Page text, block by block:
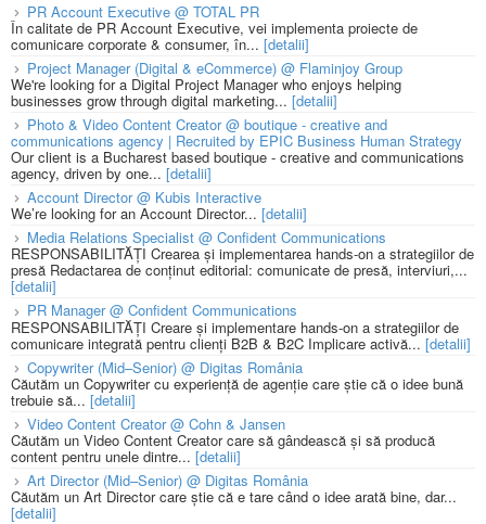
PR Account Executive @ TOTAL PR
În calitate de PR Account Executive, vei implementa proiecte de
comunicare corporate & consumer, în... [detalii]
Project Manager (Digital & eCommerce) @ Flaminjoy Group
We're looking for a Digital Project Manager who enjoys helping
businesses grow through digital marketing... [detalii]
Photo & Video Content Creator @ boutique - creative and
communications agency | Recruited by EPIC Business Human Strategy
Our client is a Bucharest based boutique - creative and communications
agency, driven by one... [detalii]
Account Director @ Kubis Interactive
We’re looking for an Account Director... [detalii]
Media Relations Specialist @ Confident Communications
RESPONSABILITĂȚI Crearea și implementarea hands-on a strategiilor de
presă Redactarea de conținut editorial: comunicate de presă, interviuri,...
[detalii]
PR Manager @ Confident Communications
RESPONSABILITĂȚI Creare și implementare hands-on a strategiilor de
comunicare integrată pentru clienți B2B & B2C Implicare activă... [detalii]
Copywriter (Mid–Senior) @ Digitas România
Căutăm un Copywriter cu experiență de agenție care știe că o idee bună
trebuie să... [detalii]
Video Content Creator @ Cohn & Jansen
Căutăm un Video Content Creator care să gândească și să producă
content pentru unele dintre... [detalii]
Art Director (Mid–Senior) @ Digitas România
Căutăm un Art Director care știe că e tare când o idee arată bine, dar...
[detalii]